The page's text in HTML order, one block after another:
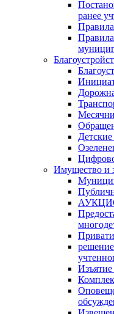
ранее
Имущество и
Изъятие